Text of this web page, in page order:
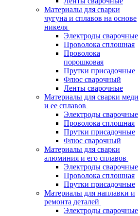
Материалы для сварки
чугуна и сплавов на основе
никеля
Электроды сварочные
Проволока сплошная
Проволока
порошковая
Прутки присадочные
Флюс сварочный
Ленты сварочные
Материалы для сварки меди
и ее сплавов
Электроды сварочные
Проволока сплошная
Прутки присадочные
Флюс сварочный
Материалы для сварки
алюминия и его сплавов
Электроды сварочные
Проволока сплошная
Прутки присадочные
Материалы для наплавки и
ремонта деталей
Электроды сварочные